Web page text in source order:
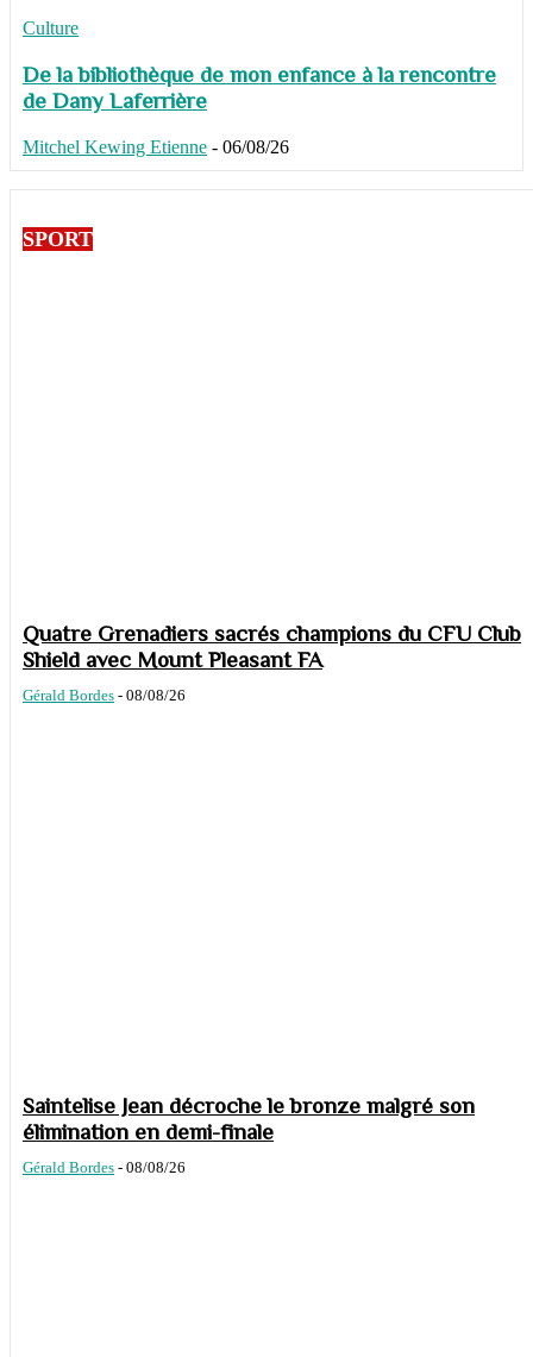
Culture
De la bibliothèque de mon enfance à la rencontre
de Dany Laferrière
Mitchel Kewing Etienne - 06/08/26
SPORT
Quatre Grenadiers sacrés champions du CFU Club
Shield avec Mount Pleasant FA
Gérald Bordes - 08/08/26
Saintelise Jean décroche le bronze malgré son
élimination en demi-finale
Gérald Bordes - 08/08/26